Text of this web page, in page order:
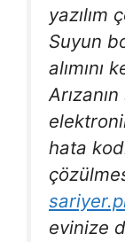
yazılım
Suyun
alımını
hata
evinize